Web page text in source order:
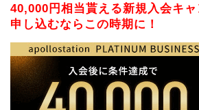
40,000円相当貰える新規入会キャ
申し込むならこの時期に！